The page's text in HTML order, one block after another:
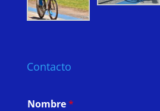
Contacto
Nombre*